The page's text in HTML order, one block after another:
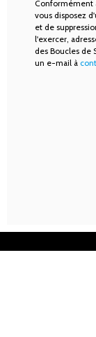
Conformément
vous disposez
et de
l'exercer,
des Boucles de
un e-mail à